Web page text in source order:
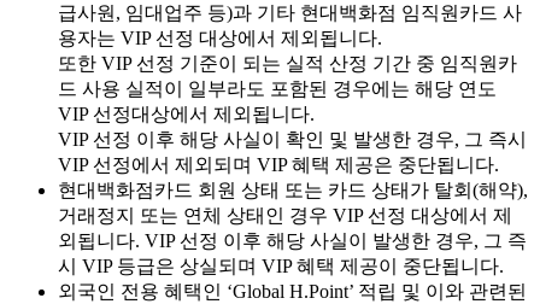
급사원, 임대업주 등)과 기타 현대백화점 임직원카드 사
용자는 VIP 선정 대상에서 제외됩니다.
또한 VIP 선정 기준이 되는 실적 산정 기간 중 임직원카
드 사용 실적이 일부라도 포함된 경우에는 해당 연도
VIP 선정대상에서 제외됩니다.
VIP 선정 이후 해당 사실이 확인 및 발생한 경우, 그 즉시
VIP 선정에서 제외되며 VIP 혜택 제공은 중단됩니다.
현대백화점카드 회원 상태 또는 카드 상태가 탈회(해약),
거래정지 또는 연체 상태인 경우 VIP 선정 대상에서 제
외됩니다. VIP 선정 이후 해당 사실이 발생한 경우, 그 즉
시 VIP 등급은 상실되며 VIP 혜택 제공이 중단됩니다.
외국인 전용 혜택인 ‘Global H.Point’ 적립 및 이와 관련된